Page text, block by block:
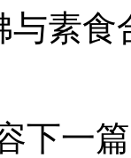
与素
下一